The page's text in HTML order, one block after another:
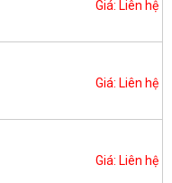
Giá: Liên hệ
Giá: Liên hệ
Giá: Liên hệ